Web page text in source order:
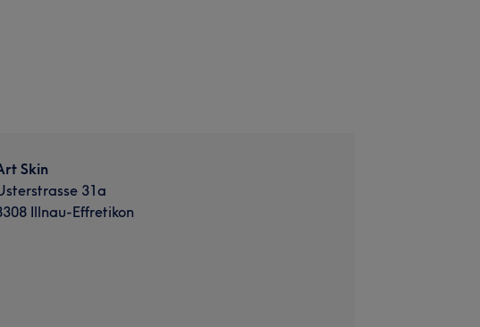
Skin
31a
Illnau-Effretikon